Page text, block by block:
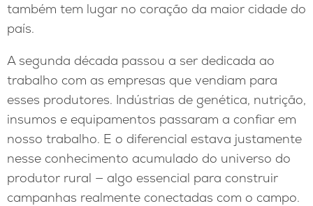
também tem lugar no coração da maior cidade do
país.
A segunda década passou a ser dedicada ao
trabalho com as empresas que vendiam para
esses produtores. Indústrias de genética, nutrição,
insumos e equipamentos passaram a confiar em
nosso trabalho. E o diferencial estava justamente
nesse conhecimento acumulado do universo do
produtor rural — algo essencial para construir
campanhas realmente conectadas com o campo.